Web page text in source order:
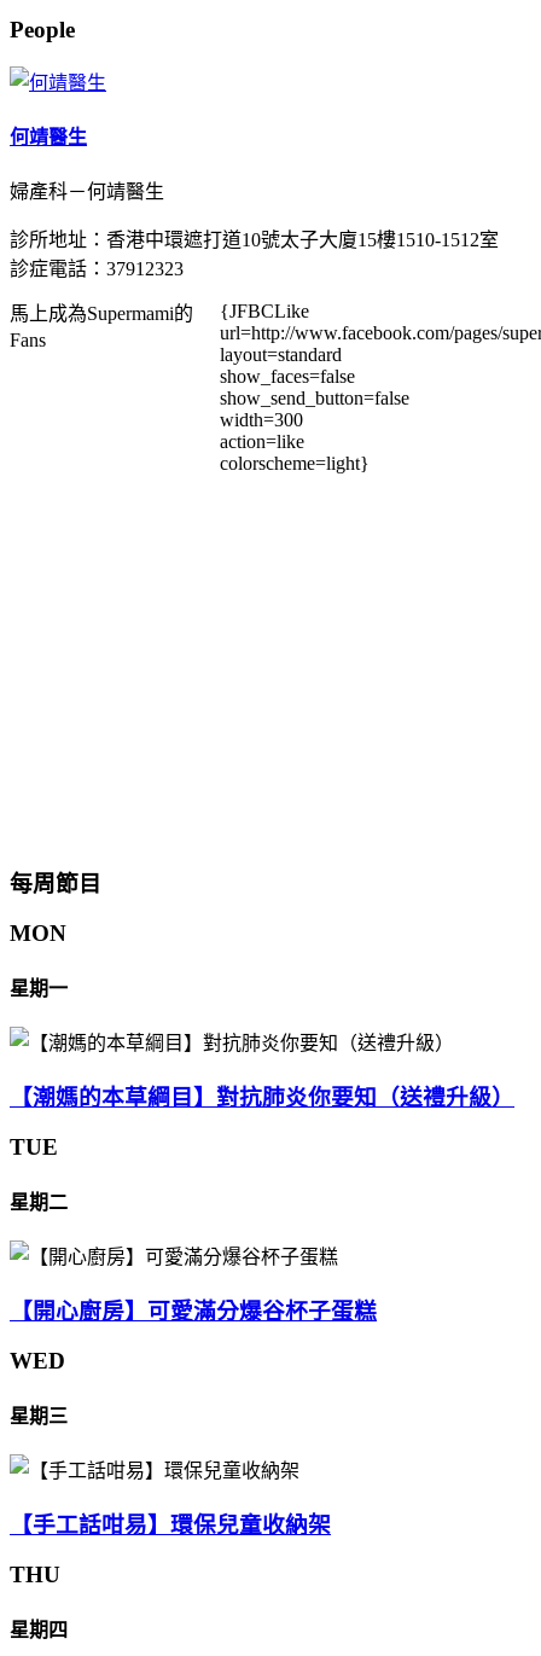
People
何靖醫生
婦產科－何靖醫生
診所地址：香港中環遮打道10號太子大廈15樓1510-1512室
診症電話：37912323
馬上成為Supermami的
Fans
{JFBCLike
url=http://www.facebook.com/pages/
layout=standard
show_faces=false
show_send_button=false
width=300
action=like
colorscheme=light}
每周節目
MON
星期一
【潮媽的本草綱目】對抗肺炎你要知（送禮升級）
TUE
星期二
【開心廚房】可愛滿分爆谷杯子蛋糕
WED
星期三
【手工話咁易】環保兒童收納架
THU
星期四